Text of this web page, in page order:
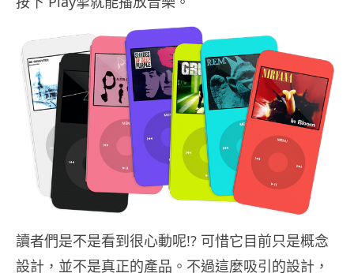
讀者們是不是看到很心動呢!? 可惜它目前只是概念
設計，並不是真正的產品。不過這麼吸引的設計，